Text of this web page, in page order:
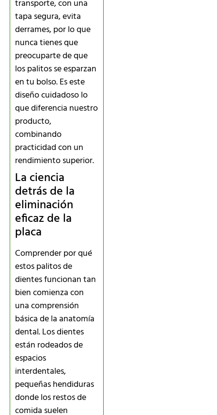
transporte, con una
tapa segura, evita
derrames, por lo que
nunca tienes que
preocuparte de que
los palitos se esparzan
en tu bolso. Es este
diseño cuidadoso lo
que diferencia nuestro
producto,
combinando
practicidad con un
rendimiento superior.
La ciencia
detrás de la
eliminación
eficaz de la
placa
Comprender por qué
estos palitos de
dientes funcionan tan
bien comienza con
una comprensión
básica de la anatomía
dental. Los dientes
están rodeados de
espacios
interdentales,
pequeñas hendiduras
donde los restos de
comida suelen